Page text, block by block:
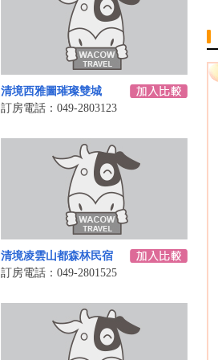
清境西雅圖璀璨雙城
訂房電話：049-2803123
清境凌雲山都森林民宿
訂房電話：049-2801525